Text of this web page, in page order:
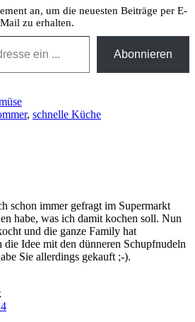
an, um die neuesten Beiträge per E-
Mail zu erhalten.
Abonnieren
, schnelle Küche
schon immer gefragt im Supermarkt
habe, was ich damit kochen soll. Nun
und die ganze Family hat
die Idee mit den dünneren Schupfnudeln
Sie allerdings gekauft ;-).